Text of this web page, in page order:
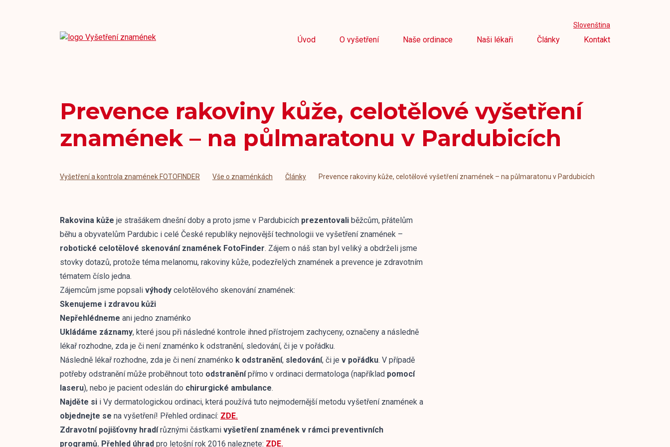
Slovenština
Úvod O vyšetření Naše ordinace Naši lékaři Články Kontakt
Prevence rakoviny kůže, celotělové vyšetření
znamének – na půlmaratonu v Pardubicích
Vyšetření a kontrola znamének FOTOFINDER Vše o znaménkách Články Prevence rakoviny kůže, celotělové vyšetření znamének – na půlmaratonu v Pardubicích
Rakovina kůže je strašákem dnešní doby a proto jsme v Pardubicích prezentovali běžcům, přátelům
běhu a obyvatelům Pardubic i celé České republiky nejnovější technologii ve vyšetření znamének –
robotické celotělové skenování znamének FotoFinder. Zájem o náš stan byl veliký a obdrželi jsme
stovky dotazů, protože téma melanomu, rakoviny kůže, podezřelých znamének a prevence je zdravotním
tématem číslo jedna.
Zájemcům jsme popsali výhody celotělového skenování znamének:
Skenujeme i zdravou kůži
Nepřehlédneme ani jedno znaménko
Ukládáme záznamy, které jsou při následné kontrole ihned přístrojem zachyceny, označeny a následně
lékař rozhodne, zda je či není znaménko k odstranění, sledování, či je v pořádku.
Následně lékař rozhodne, zda je či není znaménko k odstranění, sledování, či je v pořádku. V případě
potřeby odstranění může proběhnout toto odstraněnípřímo v ordinaci dermatologa (například pomocí
laseru), nebo je pacient odeslán do chirurgické ambulance.
Najděte si i Vy dermatologickou ordinaci, která používá tuto nejmodernější metodu vyšetření znamének a
objednejte se na vyšetření! Přehled ordinací: ZDE.
Zdravotní pojišťovny hradírůznými částkami vyšetření znamének v rámci preventivních
programů. Přehled úhrad pro letošní rok 2016 naleznete: ZDE.